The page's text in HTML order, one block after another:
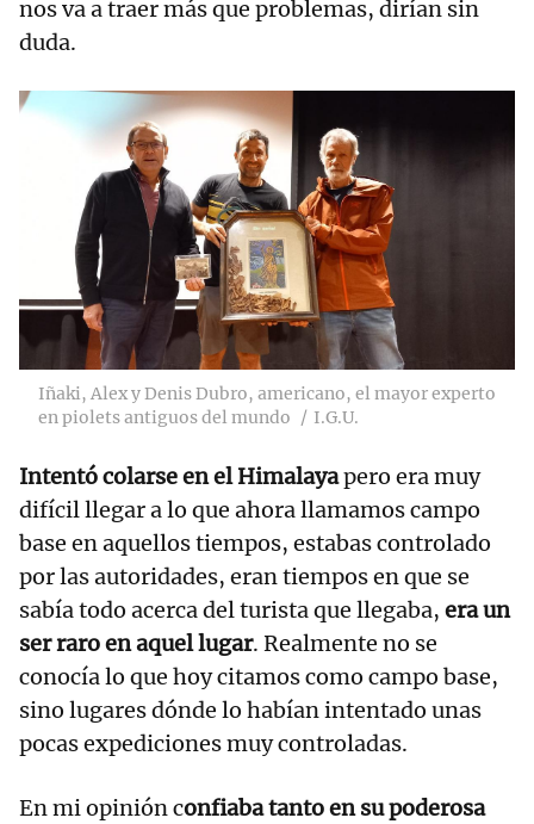
nos va a traer más que problemas, dirían sin
duda.
Iñaki, Alex y Denis Dubro, americano, el mayor experto
en piolets antiguos del mundo
I.G.U.
Intentó colarse en el Himalayapero era muy
difícil llegar a lo que ahora llamamos campo
base en aquellos tiempos, estabas controlado
por las autoridades, eran tiempos en que se
sabía todo acerca del turista que llegaba, era un
ser raro en aquel lugar. Realmente no se
conocía lo que hoy citamos como campo base,
sino lugares dónde lo habían intentado unas
pocas expediciones muy controladas.
En mi opinión confiaba tanto en su poderosa